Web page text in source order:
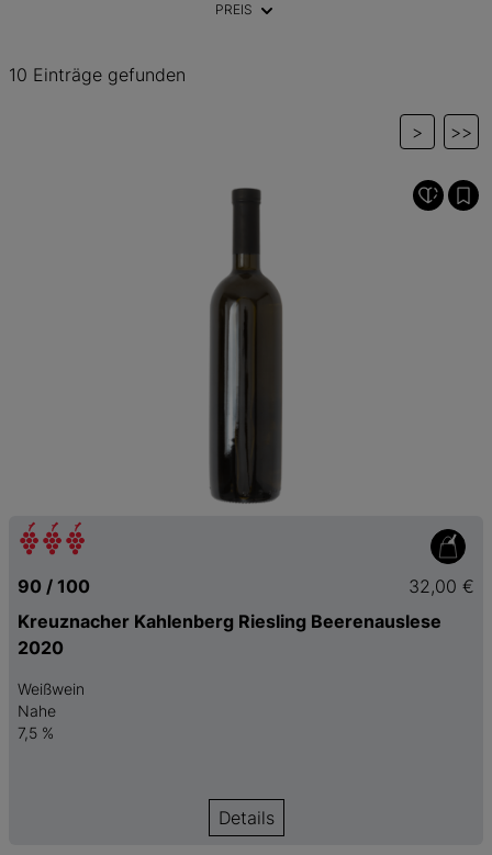
PREIS
10 Einträge gefunden
> >>
90 / 100
32,00 €
Kreuznacher Kahlenberg Riesling Beerenauslese
2020
Weißwein
Nahe
7,5 %
Details